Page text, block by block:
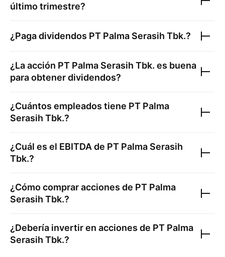
último trimestre?
¿Paga dividendos PT Palma Serasih Tbk.?
¿La acción PT Palma Serasih Tbk. es buena
para obtener dividendos?
¿Cuántos empleados tiene PT Palma
Serasih Tbk.?
¿Cuál es el EBITDA de PT Palma Serasih
Tbk.?
¿Cómo comprar acciones de PT Palma
Serasih Tbk.?
¿Debería invertir en acciones de PT Palma
Serasih Tbk.?